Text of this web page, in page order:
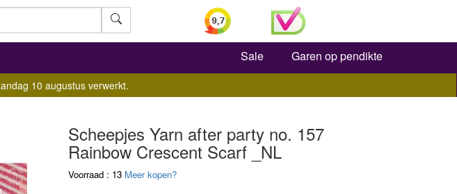
Zoeken
Sale Garen op pendikte
10 augustus verwerkt.
Scheepjes Yarn after party no. 157
Rainbow Crescent Scarf _NL
Voorraad : 13 Meer kopen?